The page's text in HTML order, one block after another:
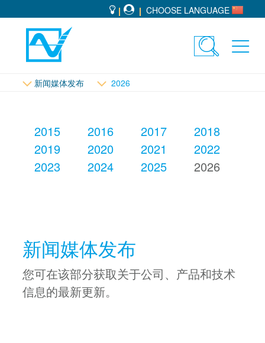
CHOOSE LANGUAGE
Toggle
新闻媒体发布 2026
2015 2016 2017
2018
2019
2020 2021
2022
2023
2024 2025 2026
新闻媒体发布
您可在该部分获取关于公司、产品和技术
信息的最新更新。